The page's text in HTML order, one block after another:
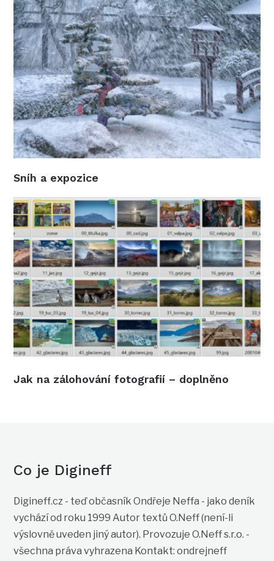
Sníh a expozice
Jak na zálohování fotografií – doplněno
Co je Digineff
Digineff.cz - teď občasník Ondřeje Neffa - jako deník
vychází od roku 1999 Autor textů O.Neff (není-li
výslovně uveden jiný autor). Provozuje O.Neff s.r.o. -
všechna práva vyhrazena Kontakt: ondrejneff